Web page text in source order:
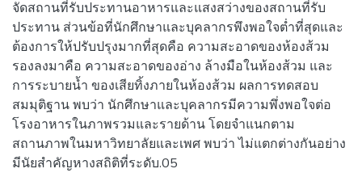
จัดสถานที่รับประทานอาหารและแสงสว่างของสถานที่รับ
ประทาน ส่วนข้อที่นักศึกษาและบุคลากรพึงพอใจต่ำที่สุดและ
ต้องการให้ปรับปรุงมากที่สุดคือ ความสะอาดของห้องส้วม
รองลงมาคือ ความสะอาดของอ่าง ล้างมือในห้องส้วม และ
การระบายน้ำ ของเสียทิ้งภายในห้องส้วม ผลการทดสอบ
สมมุติฐาน พบว่า นักศึกษาและบุคลากรมีความพึ่งพอใจต่อ
โรงอาหารในภาพรวมและรายด้าน โดยจำแนกตาม
สถานภาพในมหาวิทยาลัยและเพศ พบว่า ไม่แตกต่างกันอย่าง
มีนัยสำคัญหางสถิติที่ระดับ.05